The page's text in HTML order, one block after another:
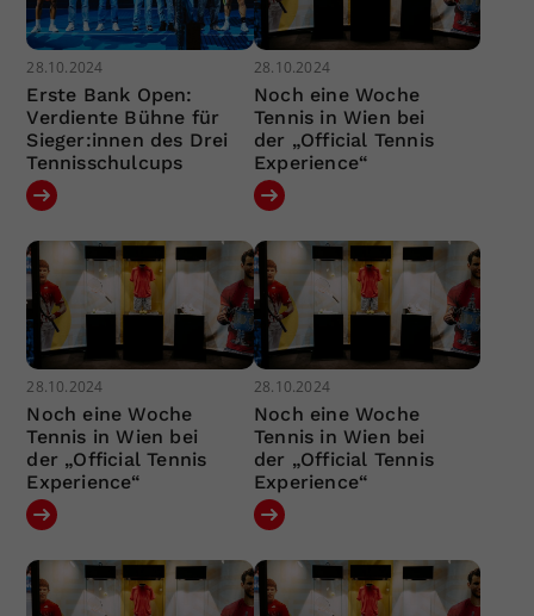
28.10.2024
Erste Bank Open:
Verdiente Bühne für
Sieger:innen des Drei
Tennisschulcups
28.10.2024
Noch eine Woche
Tennis in Wien bei
der „Official Tennis
Experience“
28.10.2024
Noch eine Woche
Tennis in Wien bei
der „Official Tennis
Experience“
28.10.2024
Noch eine Woche
Tennis in Wien bei
der „Official Tennis
Experience“